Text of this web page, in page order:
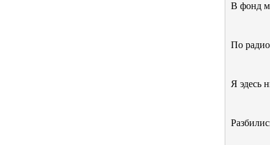
В фонд
По
Я эдесь